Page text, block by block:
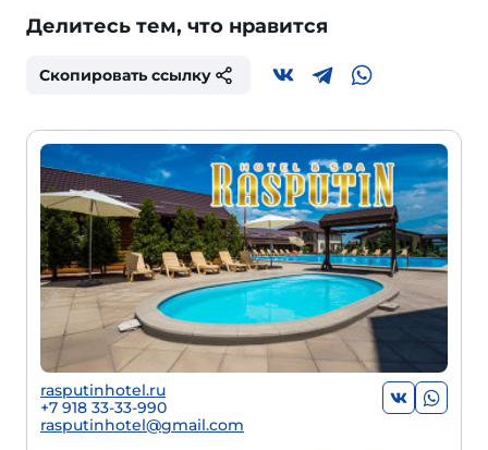
Делитесь тем, что нравится
Скопировать ссылку
rasputinhotel.ru
+7 918 33-33-990
rasputinhotel@gmail.com